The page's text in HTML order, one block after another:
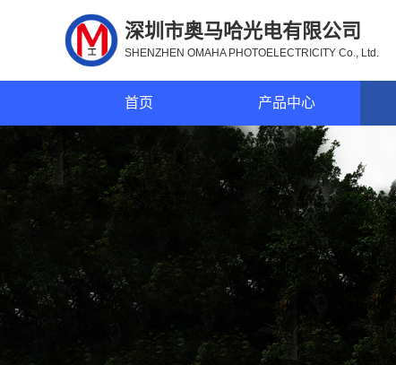
深圳市奥马哈光电有限公司
SHENZHEN OMAHA PHOTOELECTRICITY Co., Ltd.
首页 产品中心